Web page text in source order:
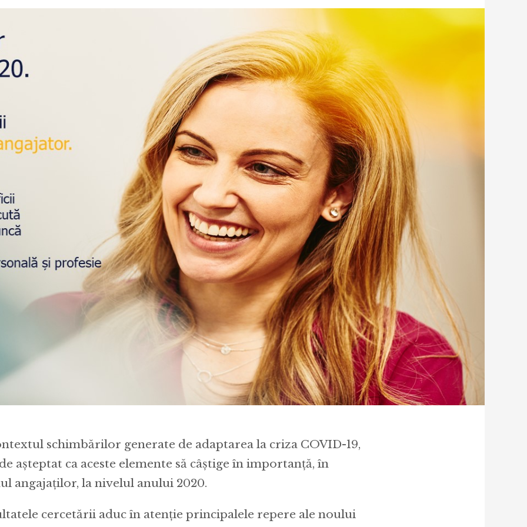
schimbărilor generate de adaptarea la criza COVID-19,
așteptat ca aceste elemente să câștige în importanță, în
angajaților, la nivelul anului 2020.
cercetării aduc în atenție principalele repere ale noului